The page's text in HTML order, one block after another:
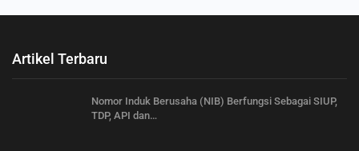
Artikel Terbaru
Nomor Induk Berusaha (NIB) Berfungsi Sebagai SIUP,
TDP, API dan…